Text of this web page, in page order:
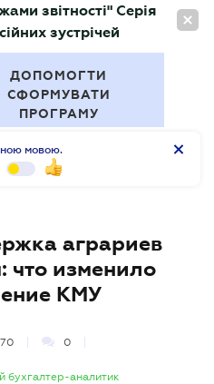
RU
звітності" Серія
зустрічей
ДОПОМОГТИ
СФОРМУВАТИ
ПРОГРАМУ
мовою.
аграриев
что изменило
КМУ
0
аналитик